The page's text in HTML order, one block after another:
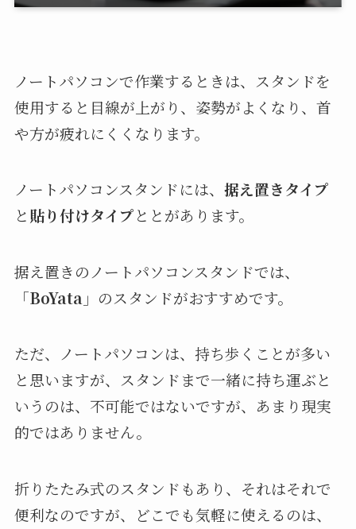
ノートパソコンで作業するときは、スタンドを
使用すると目線が上がり、姿勢がよくなり、首
や方が疲れにくくなります。
ノートパソコンスタンドには、 据え置きタイプ
と貼り付けタイプととがあります。
据え置きのノートパソコンスタンドでは、
「BoYata 」のスタンドがおすすめです。
ただ、ノートパソコンは、持ち歩くことが多い
と思いますが、スタンドまで一緒に持ち運ぶと
いうのは、不可能ではないですが、あまり現実
的ではありません。
折りたたみ式のスタンドもあり、それはそれで
便利なのですが、どこでも気軽に使えるのは、